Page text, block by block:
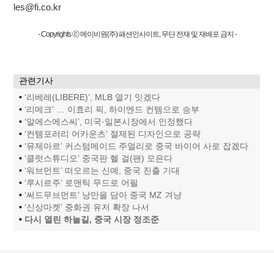
les@fi.co.kr
- Copyrights ⓒ 메이비원(주) 패션인사이트, 무단 전재 및 재배포 금지 -
관련기사
• ‘리베레(LIBERE)’, MLB 열기 잇겠다
• ‘리메크’ … 이효리 픽, 하이엔드 컨템으로 승부
• ‘알에스에스씨’, 미국·일본시장에서 인정했다
• ‘컨템포러리 어카운츠’ 절제된 디자인으로 공략
• ‘뮤제아르’ 커스텀메이드 주얼리로 중국 바이어 사로 잡겠다
• ‘클럿스튜디오’ 중국판 헬 걸(팬) 모은다
• ‘워브먼트’ 떠오르는 신예, 중국 진출 기대
• ‘루시르주’ 로맨틱 무드로 어필
• ‘써드무브먼트’ 낭만을 담아 중국 MZ 겨냥
• ‘신상마켓’ 중화권 유저 확장 나서
• 다시 열린 하늘길, 중국 시장 정조준